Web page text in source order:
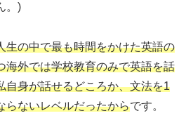
。)
生の中で最も時間をかけた英語の
海外では学校教育のみで英語を話
自身が話せるどころか、文法を1
らないレベルだったからです。